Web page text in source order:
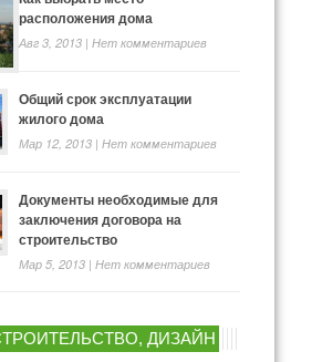
расположения дома
Авг 3, 2013 | Нет комментариев
Общий срок эксплуатации
жилого дома
Мар 12, 2013 | Нет комментариев
Документы необходимые для
заключения договора на
строительство
Мар 5, 2013 | Нет комментариев
ДИЗАЙН